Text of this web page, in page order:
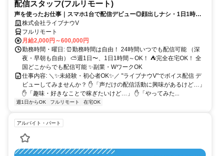
配信スタッフ(フルリモート)
声を使ったお仕事｜スマホ1台で配信デビュー◎顔出しナシ・1日1時間
～OK♪
株式会社ライブナウV
フルリモート
月給2,000円～600,000円
勤務時間・曜日: ⏰勤務時間は自由！ 24時間いつでも配信可能 （深
夜・早朝も自由） ⛅週1日〜、1日1時間～OK！ ⛺完全在宅OK！ 全
国どこからでも配信可能 ✨副業・WワークOK
仕事内容: ＼✨未経験・初心者OK✨／ "ライブナウV"でボイス配信 デ
ビューしてみませんか？ ✋「声だけの配信活動に興味があるけど…」
✋「趣味・好きなことで稼ぎたいけど…」 ✋「やってみた...
週1日からOK フルリモート 在宅OK
アルバイト・パート